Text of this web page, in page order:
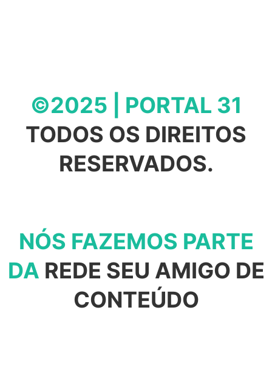
©2025 | PORTAL 31
TODOS OS DIREITOS
RESERVADOS.
NÓS FAZEMOS PARTE
DA REDE SEU AMIGO DE
CONTEÚDO